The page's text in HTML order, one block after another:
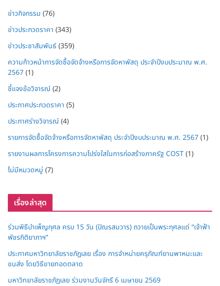
ข่าวกิจกรรม (76)
ข่าวประกวดราคา (343)
ข่าวประชาสัมพันธ์(359)
ความก้าวหน้าการจัดซื้อจัดจ้างหรือการจัดหาพัสดุ ประจำปีงบประมาณ พ.ศ.
2567(1)
ชี้แจงข้อวิจารณ์(2)
ประกาศประกวดราคา (5)
ประกาศร่างวิจารณ์(4)
รายการจัดซื้อจัดจ้างหรือการจัดหาพัสดุ ประจำปีงบประมาณ พ.ศ. 2567(1)
รายงานผลการโครงการความโปร่งใสในการก่อสร้างภาครัฐ COST(1)
ไม่มีหมวดหมู่ (7)
เรื่องล่าสุด
ร่วมพิธีบำเพ็ญกุศล ครบ 15 วัน (ปัณรสมวาร) ถวายเป็นพระกุศลแด่ “เจ้าฟ้า
พัชรกิติยาภาฯ”
ประกาศมหาวิทยาลัยราชภัฏเลย เรื่อง การจำหน่ายครุภัณฑ์ยานพาหนะและ
ขนส่ง โดยวิธีขายทอดตลาด
มหาวิทยาลัยราชภัฏเลย ร่วมงานวันจักรี 6 เมษายน 2569